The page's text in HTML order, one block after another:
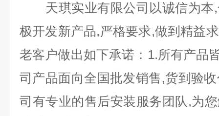
天琪实业有限公司以诚信为本,
极开发新产品,严格要求,做到精益
老客户做出如下承诺： 1.所有产品
司产品面向全国批发销售 ,货到验
司有专业的售后安装服务团队 ,为